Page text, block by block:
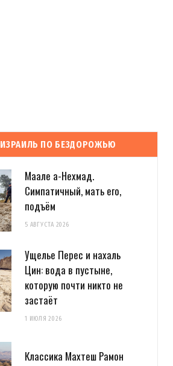
ПО БЕЗДОРОЖЬЮ
Маале а-Нехмад.
Симпатичный, мать его,
подъём
5 АВГУСТА 2026
Ущелье Перес и нахаль
Цин: вода в пустыне,
которую почти никто не
застаёт
1 ИЮЛЯ 2026
Классика Махтеш Рамон